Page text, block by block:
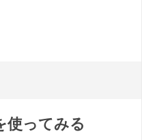
使ってみる